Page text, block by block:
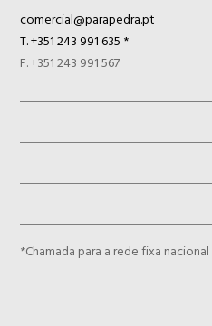
comercial@parapedra.pt
T. +351 243 991 635 *
F. +351 243 991 567
*Chamada para a rede fixa nacional